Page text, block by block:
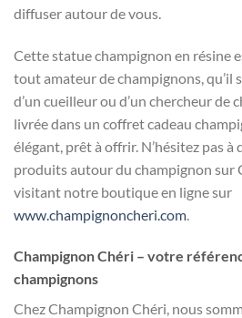
diffuser autour de vous.
Cette statue champignon en résine
tout amateur de champignons, qu’il
d’un cueilleur ou d’un chercheur de
livrée dans un coffret cadeau
élégant, prêt à offrir. N’hésitez pas
produits autour du champignon sur
visitant notre boutique en ligne sur
www.champignoncheri.com
Champignon Chéri – votre
champignons
Chez Champignon Chéri, nous